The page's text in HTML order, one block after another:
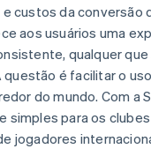
custos da conversão
aos usuários uma
qualquer que
questão é facilitar o
do mundo. Com a
simples para os
jogadores